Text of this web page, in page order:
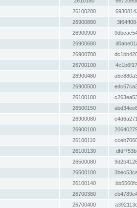
26100200
26900880
26900900
26900680
26900700
26700100
26900480
26900500
26100100
26500150
26900080
26900100
26100110
26100130
26500080
26500100
26100140
26700380
26700400